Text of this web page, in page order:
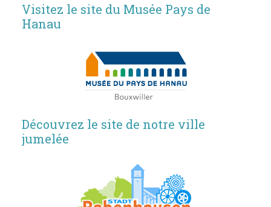
Visitez le site du Musée Pays de
Hanau
Découvrez le site de notre ville
jumelée